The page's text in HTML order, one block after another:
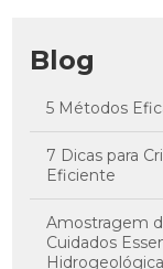
Blog
5 Métodos
7 Dicas para
Eficiente
Amostragem
Cuidados
Hidrogeológica